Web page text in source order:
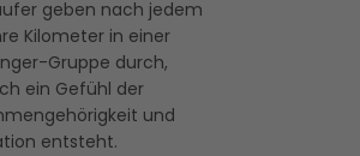
geben nach jedem
Kilometer in einer
Gruppe durch,
ein Gefühl der
und
entsteht.